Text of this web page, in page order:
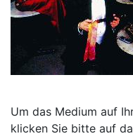
Um das Medium auf
klicken Sie bitte auf